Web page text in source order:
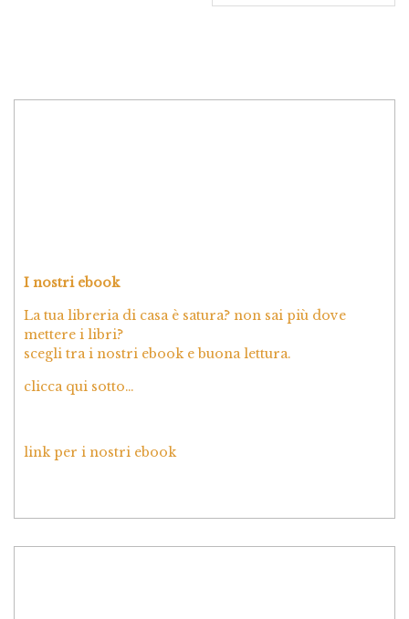
I nostri ebook
La tua libreria di casa è satura? non sai più dove
mettere i libri?
scegli tra i nostri ebook e buona lettura.
clicca qui sotto…
link per i nostri ebook